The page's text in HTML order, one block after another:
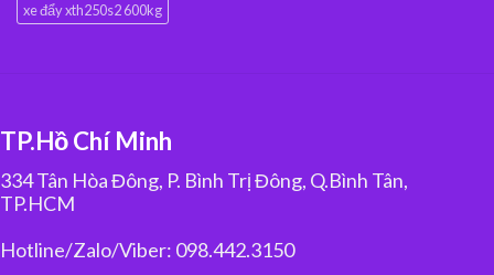
xe đẩy xth250s2 600kg
TP.Hồ Chí Minh
334 Tân Hòa Đông, P. Bình Trị Đông, Q.Bình Tân,
TP.HCM
Hotline/Zalo/Viber: 098.442.3150